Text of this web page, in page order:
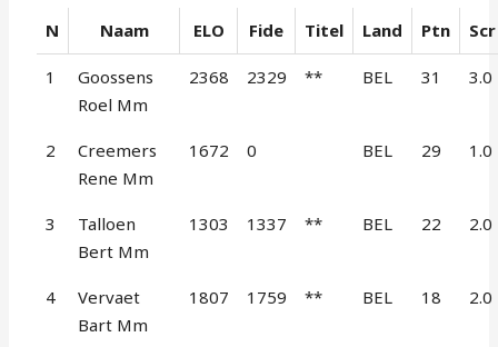
N Naam ELO Fide Titel Land Ptn Scr
1
Goossens
Roel Mm
2368 2329 ** BEL 31 3.0
2
Creemers
Rene Mm
1672 0 BEL 29 1.0
3
Talloen
Bert Mm
1303 1337 ** BEL 22 2.0
4
Vervaet
Bart Mm
1807 1759 ** BEL 18 2.0